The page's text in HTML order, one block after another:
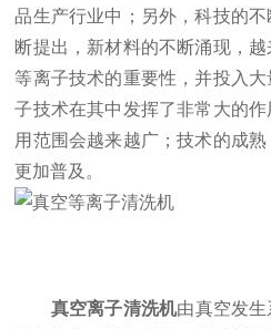
品生产行业中；另外，科技的
断提出，新材料的不断涌现，
等离子技术的重要性，并投入
子技术在其中发挥了非常大的
用范围会越来越广；技术的成
更加普及。
真空离子清洗机由真空发